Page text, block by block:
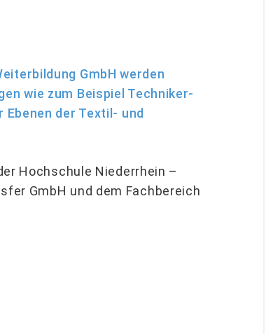
GmbH werden
wie zum Beispiel Techniker-
der Textil- und
Hochschule Niederrhein –
GmbH und dem Fachbereich